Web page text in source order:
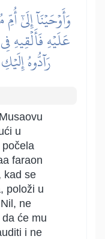
وَأَوۡحَيۡنَآ إِلَىٰٓ
عَلَيۡهِ فَأَلۡقِيهِ
رَآدُّوهُ
u
faraon
kad se
položi u
ne
će mu
i ne